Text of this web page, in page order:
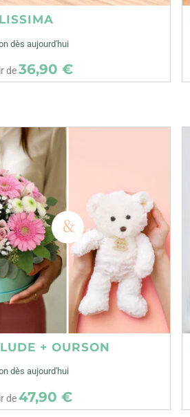
dès aujourd'hui
de36,90 €
+ OURSON
dès aujourd'hui
de47,90 €